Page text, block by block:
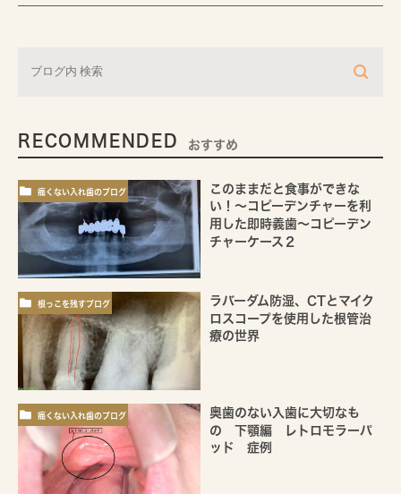
RECOMMENDED おすすめ
痛くない入れ歯のブログ
このままだと食事ができな
い！～コピーデンチャーを利
用した即時義歯～コピーデン
チャーケース２
根っこを残すブログ
ラバーダム防湿、CTとマイク
ロスコープを使用した根管治
療の世界
痛くない入れ歯のブログ
奥歯のない入歯に大切なも
の 下顎編 レトロモラーパ
ッド 症例